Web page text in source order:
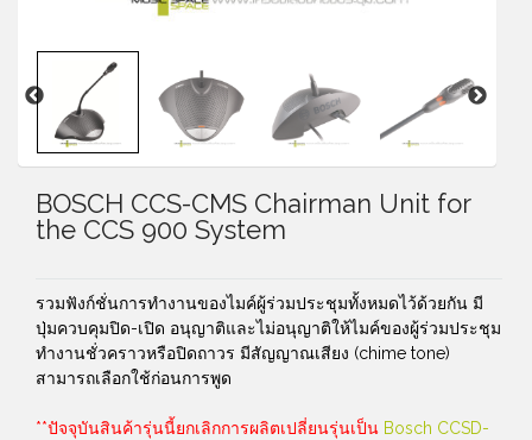
BOSCH CCS-CMS Chairman Unit for
the CCS 900 System
รวมฟังก์ชั่นการทำงานของไมค์ผู้ร่วมประชุมทั้งหมดไว้ด้วยกัน มี
ปุ่มควบคุมปิด-เปิด อนุญาติและไม่อนุญาติให้ไมค์ของผู้ร่วมประชุม
ทำงานชั่วคราวหรือปิดถาวร มีสัญญาณเสียง (chime tone)
สามารถเลือกใช้ก่อนการพูด
**ปัจจุบันสินค้ารุ่นนี้ยกเลิกการผลิตเปลี่ยนรุ่นเป็น Bosch CCSD-